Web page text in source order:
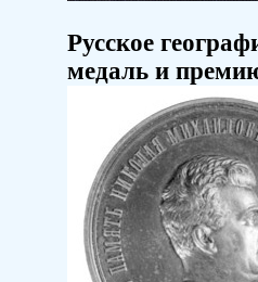
Русское
медаль и